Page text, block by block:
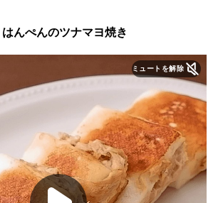
んぺんのツナマヨ焼き
ミュートを解除